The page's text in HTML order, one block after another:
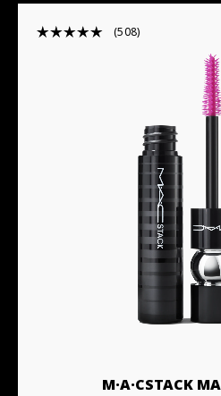
508
M·A·CSTACK